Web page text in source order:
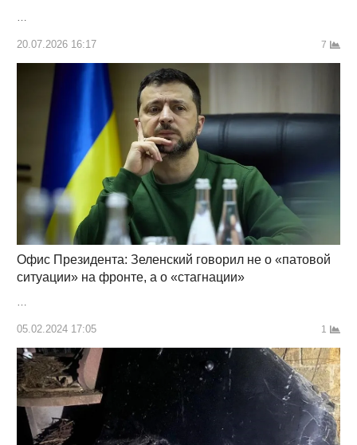
20.07.2026 16:17 7
Офис Президента: Зеленский говорил не о «патовой
ситуации» на фронте, а о «стагнации»
…
05.02.2024 17:05 1